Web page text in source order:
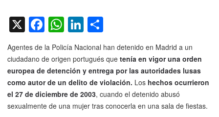
X Facebook
WhatsApp
LinkedIn
Agentes de la Policía Nacional han detenido en Madrid a un
ciudadano de origen portugués que tenía en vigor una orden
europea de detención y entrega por las autoridades lusas
como autor de un delito de violación. Los hechos ocurrieron
el 27 de diciembre de 2003, cuando el detenido abusó
sexualmente de una mujer tras conocerla en una sala de fiestas.